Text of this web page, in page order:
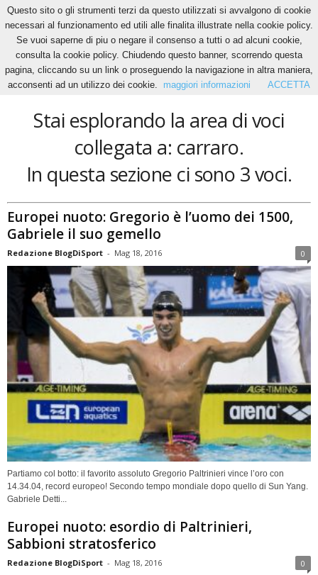
Home Tags Carraro
carraro
Stai esplorando la area di voci
collegata a: carraro.
In questa sezione ci sono 3 voci.
Europei nuoto: Gregorio è l’uomo dei 1500,
Gabriele il suo gemello
Redazione BlogDiSport - Mag 18, 2016 0
Partiamo col botto: il favorito assoluto Gregorio Paltrinieri vince l’oro con
14.34.04, record europeo! Secondo tempo mondiale dopo quello di Sun Yang.
Gabriele Detti...
Europei nuoto: esordio di Paltrinieri,
Sabbioni stratosferico
Redazione BlogDiSport - Mag 18, 2016 0
Questo sito o gli strumenti terzi da questo utilizzati si avvalgono di cookie
necessari al funzionamento ed utili alle finalita illustrate nella cookie policy.
Se vuoi saperne di piu o negare il consenso a tutti o ad alcuni cookie,
consulta la cookie policy. Chiudendo questo banner, scorrendo questa
pagina, cliccando su un link o proseguendo la navigazione in altra maniera,
acconsenti ad un utilizzo dei cookie.
maggiori informazioni ACCETTA